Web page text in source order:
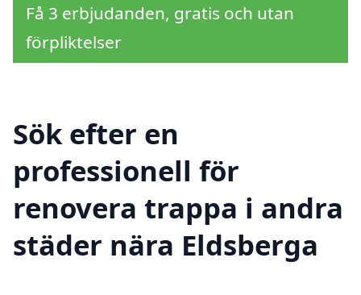
Få 3 erbjudanden, gratis och utan
förpliktelser
Sök efter en
professionell för
renovera trappa i andra
städer nära Eldsberga